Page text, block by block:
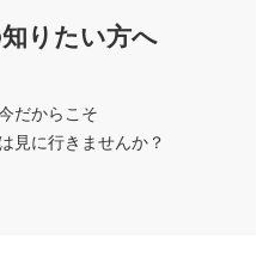
りたい方へ
だからこそ
見に行きませんか？